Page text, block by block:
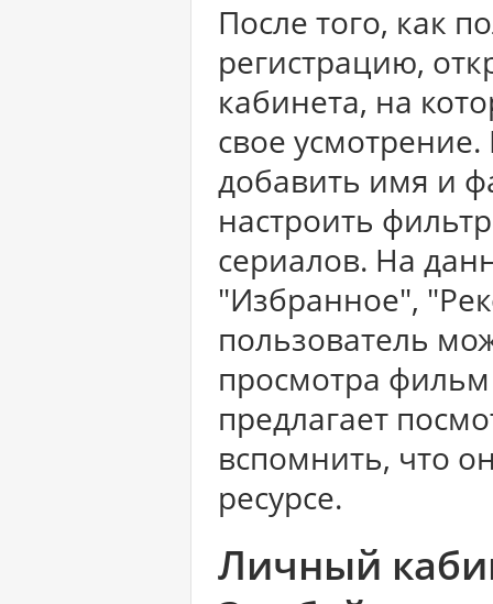
После того, как
регистрацию,
кабинета, на
свое
добавить имя и
настроить
сериалов. На
"Избранное",
пользователь
просмотра фильм
предлагает
вспомнить, что
ресурсе.
Личный